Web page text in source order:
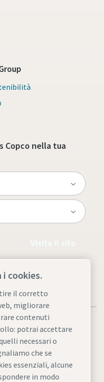
Copco nella tua
Mappa del sito
cookies.
il corretto
migliorare
contenuti
potrai accettare
necessari o
che se
essenziali, alcune
in modo